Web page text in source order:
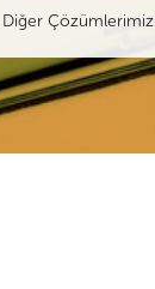
Diğer Çözümlerimiz